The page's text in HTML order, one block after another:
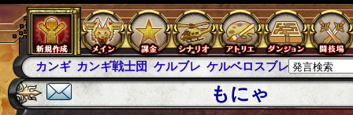
カンギ カンギ戦士団 ケルブレ ケルベロスブレイド スパ
もにゃ